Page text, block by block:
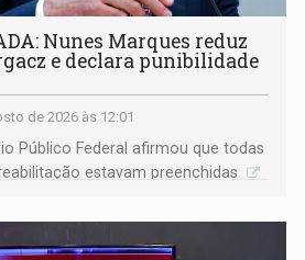
Nunes Marques reduz
e declara punibilidade
de 2026 às 12:01
Público Federal afirmou que todas
estavam preenchidas